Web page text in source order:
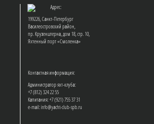
Адрес:
199226, Санкт-Петербург
Василеостровский район,
пр. Крузенштерна, дом 18, стр. 10,
Яхтенный порт «Смоленка»
Контактная информация:
Администратор яхт-клуба:
+7 (812) 324 22 55
Капитания: +7 (921) 755 37 31
e-mail: info@yacht-club-spb.ru